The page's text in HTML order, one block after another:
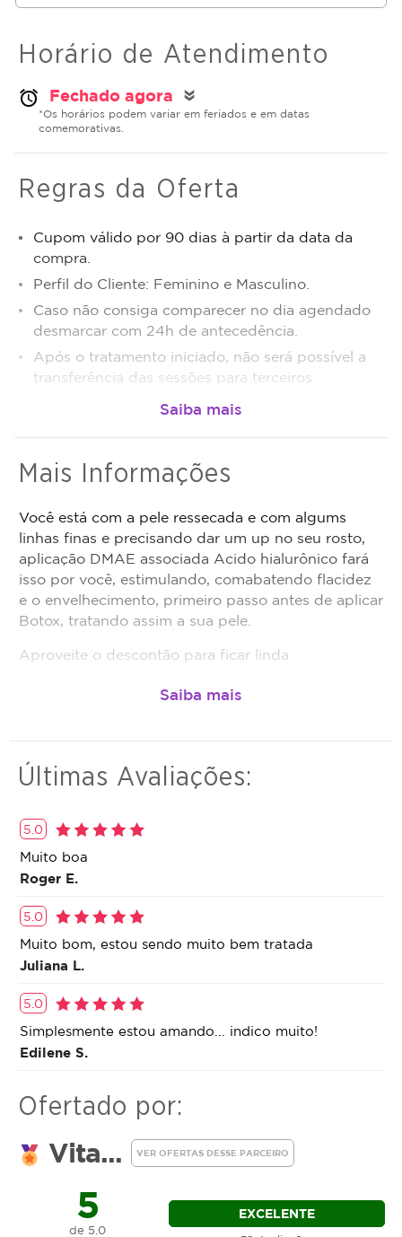
Horário de Atendimento
alarm Fechado agora double_arrow
*Os horários podem variar em feriados e em datas
comemorativas.
Regras da Oferta
Cupom válido por 90 dias à partir da data da
compra.
Perfil do Cliente: Feminino e Masculino.
Caso não consiga comparecer no dia agendado
desmarcar com 24h de antecedência.
Após o tratamento iniciado, não será possível a
transferência das sessões para terceiros.
Sujeito a disponibilidade de dias e horários.
Promoção não cumulativa, não haverá troco nem
Antes da realização do procedimento anunciado,
é obrigação do estabelecimento que está
oferecendo o procedimento, fazer uma avaliação
técnica e esclarecer dos benefícios e riscos a
saúde do procedimento. Caso não seja indicação,
o valor adquirido será revertido em crédito para
utilização em outros procedimentos dentro da
Todo cupom comprado possui data de validade,
Mais Informações
Você está com a pele ressecada e com algums
linhas finas e precisando dar um up no seu rosto,
aplicação DMAE associada Acido hialurônico fará
isso por você, estimulando, comabatendo flacidez
e o envelhecimento, primeiro passo antes de aplicar
Botox, tratando assim a sua pele.
Aproveite o descontão para ficar linda
Últimas Avaliações:
5.0
Muito boa
Roger E.
5.0
Muito bom, estou sendo muito bem tratada
Juliana L.
5.0
Simplesmente estou amando... indico muito!
Edilene S.
Ofertado por:
Vita... VER OFERTAS DESSE PARCEIRO
5
de 5.0
EXCELENTE